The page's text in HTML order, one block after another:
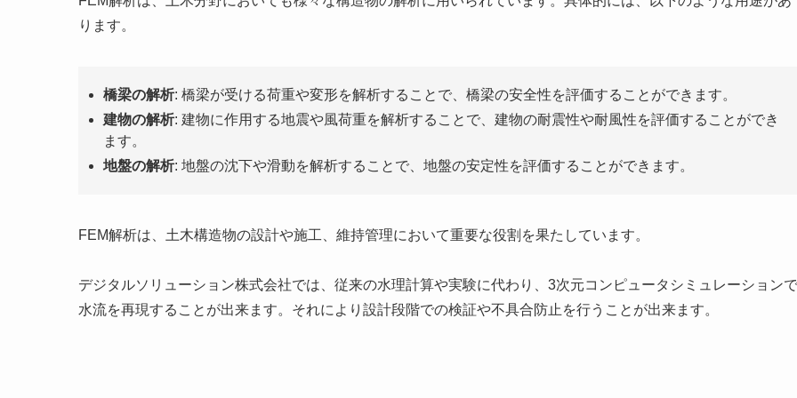
ります。
橋梁の解析: 橋梁が受ける荷重や変形を解析することで、橋梁の安全性を評価することができます。
建物の解析: 建物に作用する地震や風荷重を解析することで、建物の耐震性や耐風性を評価することができ
ます。
地盤の解析: 地盤の沈下や滑動を解析することで、地盤の安定性を評価することができます。
FEM解析は、土木構造物の設計や施工、維持管理において重要な役割を果たしています。
デジタルソリューション株式会社では、従来の水理計算や実験に代わり、3次元コンピュータシミュレーションで
水流を再現することが出来ます。それにより設計段階での検証や不具合防止を行うことが出来ます。